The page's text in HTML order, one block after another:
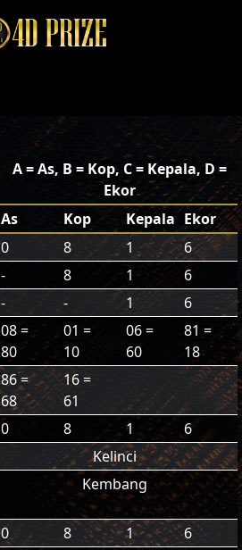
A = As, B = Kop, C = Kepala, D =
Ekor
As
Kop Kepala Ekor
0 8 1
6
- 8 1
6
- - 1
6
08 =
80
01 =
10
06 =
60
81 =
18
86 =
68
16 =
61
0 8 1
6
Kelinci
Kembang
0 8 1
6